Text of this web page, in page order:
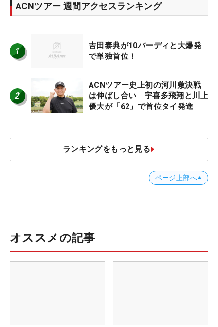
ACNツアー 週間アクセスランキング
1
吉田泰典が10バーディと大爆発
で単独首位！
2
ACNツアー史上初の河川敷決戦
は伸ばし合い 宇喜多飛翔と川上
優大が「62」で首位タイ発進
ランキングをもっと見る
ページ上部へ
オススメの記事